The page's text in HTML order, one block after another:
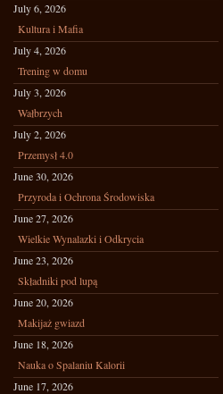
July 6, 2026
Kultura i Mafia
July 4, 2026
Trening w domu
July 3, 2026
Wałbrzych
July 2, 2026
Przemysł 4.0
June 30, 2026
Przyroda i Ochrona Środowiska
June 27, 2026
Wielkie Wynalazki i Odkrycia
June 23, 2026
Składniki pod lupą
June 20, 2026
Makijaż gwiazd
June 18, 2026
Nauka o Spalaniu Kalorii
June 17, 2026